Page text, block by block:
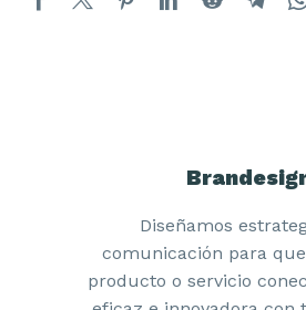
Diseñamos
comunicación para
producto o servicio